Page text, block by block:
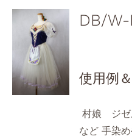
DB/W-
使用例
村娘 ジゼ
など 手染